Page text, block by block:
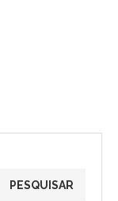
PESQUISAR